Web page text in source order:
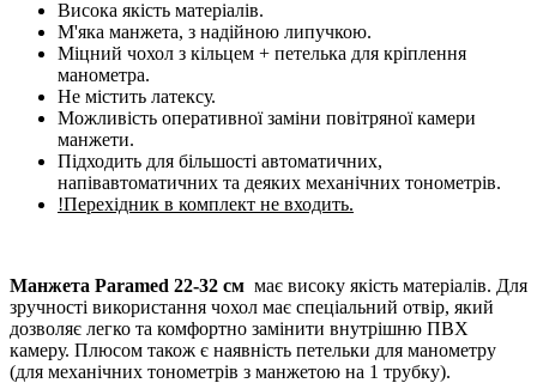
Висока якість матеріалів.
М'яка манжета, з надійною липучкою.
Міцний чохол з кільцем + петелька для кріплення
манометра.
Не містить латексу.
Можливість оперативної заміни повітряної камери
манжети.
Підходить для більшості автоматичних,
напівавтоматичних та деяких механічних тонометрів.
!Перехідник в комплект не входить.
Манжета Paramed 22-32 см має високу якість матеріалів. Для
зручності використання чохол має спеціальний отвір, який
дозволяє легко та комфортно замінити внутрішню ПВХ
камеру. Плюсом також є наявність петельки для манометру
(для механічних тонометрів з манжетою на 1 трубку).